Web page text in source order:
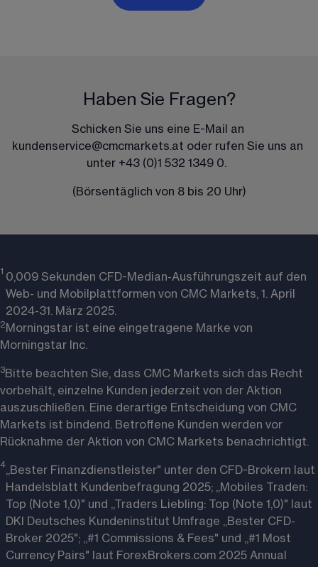
Haben Sie Fragen?
Schicken Sie uns eine E-Mail an
kundenservice@cmcmarkets.at oder rufen Sie uns an
unter +43 (0)1 532 1349 0.
(Börsentäglich von 8 bis 20 Uhr)
1 0,009 Sekunden CFD-Median-Ausführungszeit auf den
Web- und Mobilplattformen von CMC Markets, 1. April
2024-31. März 2025.
2 Morningstar ist eine eingetragene Marke von
Morningstar Inc.
3Bitte beachten Sie, dass CMC Markets sich das Recht
vorbehält, einzelne Kunden jederzeit von der Aktion
auszuschließen. Eine derartige Entscheidung von CMC
Markets ist bindend. Betroffene Kunden werden vor
Rücknahme der Aktion von CMC Markets benachrichtigt.
4„Bester Finanzdienstleister" unter den CFD-Brokern laut
Handelsblatt Kundenbefragung 2025; „Mobiles Traden:
Top (Note 1,0)" und „Traders Liebling: Top (Note 1,0)" laut
DKI Deutsches Kundeninstitut Umfrage „Bester CFD-
Broker 2025"; „#1 Commissions & Fees" und „#1 Most
Currency Pairs" laut ForexBrokers.com 2025 Annual